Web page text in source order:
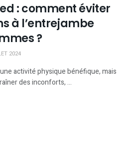
: comment éviter
à l’entrejambe
?
2024
activité physique bénéfique, mais
des inconforts, ...